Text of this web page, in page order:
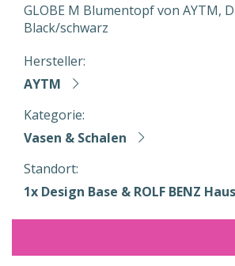
GLOBE M Blumentopf von AYTM,
Black/schwarz
Hersteller:
AYTM
Kategorie:
Vasen & Schalen
Standort:
1x Design Base & ROLF BENZ